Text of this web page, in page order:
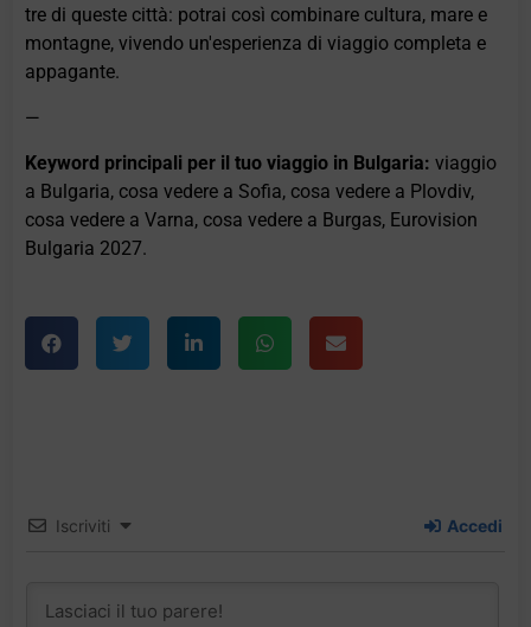
tre di queste città: potrai così combinare cultura, mare e
montagne, vivendo un'esperienza di viaggio completa e
appagante.
—
Keyword principali per il tuo viaggio in Bulgaria: viaggio
a Bulgaria, cosa vedere a Sofia, cosa vedere a Plovdiv,
cosa vedere a Varna, cosa vedere a Burgas, Eurovision
Bulgaria 2027.
Iscriviti Accedi